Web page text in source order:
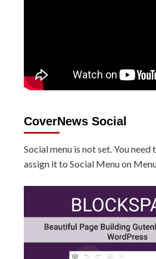
CoverNews Social
Social menu is not set. You need
assign it to Social Menu on